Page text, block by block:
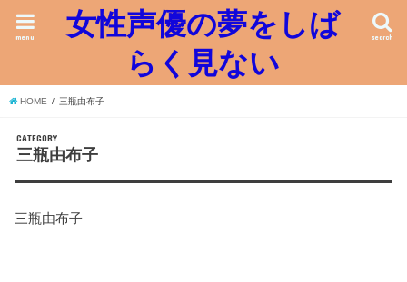
女性声優の夢をしば
らく見ない
search
menu
HOME 三瓶由布子
CATEGORY
三瓶由布子
三瓶由布子